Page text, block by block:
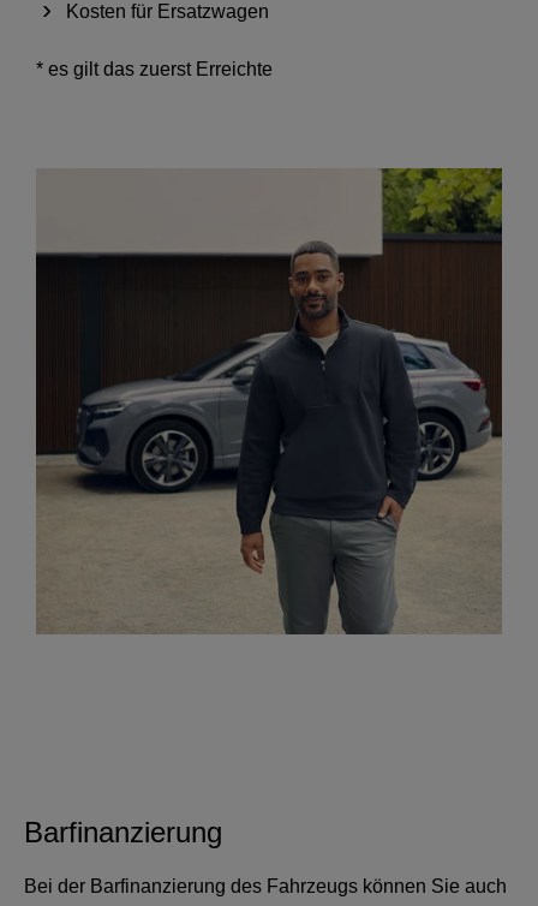
Kosten für Ersatzwagen
* es gilt das zuerst Erreichte
Barfinanzierung
Bei der Barfinanzierung des Fahrzeugs können Sie auch